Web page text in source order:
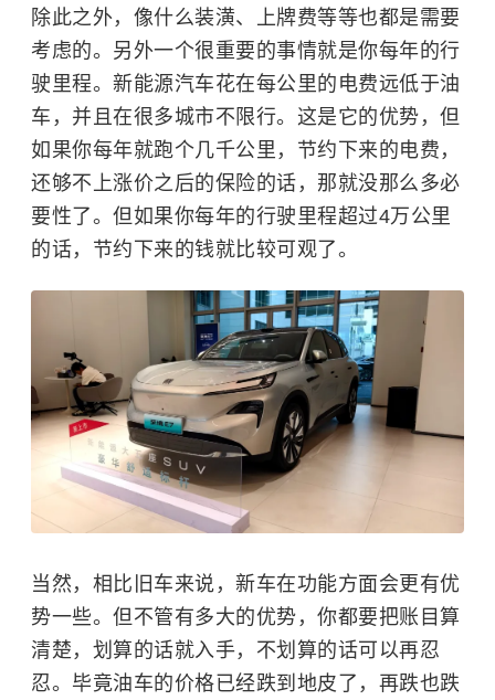
除此之外，像什么装潢、上牌费等等也都是需要
考虑的。另外一个很重要的事情就是你每年的行
驶里程。新能源汽车花在每公里的电费远低于油
车，并且在很多城市不限行。这是它的优势，但
如果你每年就跑个几千公里，节约下来的电费，
还够不上涨价之后的保险的话，那就没那么多必
要性了。但如果你每年的行驶里程超过4万公里
的话，节约下来的钱就比较可观了。
当然，相比旧车来说，新车在功能方面会更有优
势一些。但不管有多大的优势，你都要把账目算
清楚，划算的话就入手，不划算的话可以再忍
忍。毕竟油车的价格已经跌到地皮了，再跌也跌